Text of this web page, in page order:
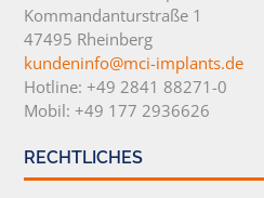
Kommandanturstraße 1
47495 Rheinberg
kundeninfo@mci-implants.de
Hotline: +49 2841 88271-0
Mobil: +49 177 2936626
RECHTLICHES